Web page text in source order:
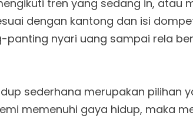
tren yang sedang in, atau
dengan kantong dan isi
nyari uang sampai rela
sederhana merupakan pilihan
memenuhi gaya hidup, maka